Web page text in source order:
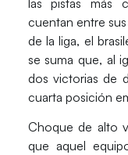
cuentan entre
de la liga, el
se suma que, al
dos victorias de
cuarta posición
Choque de alto
que aquel